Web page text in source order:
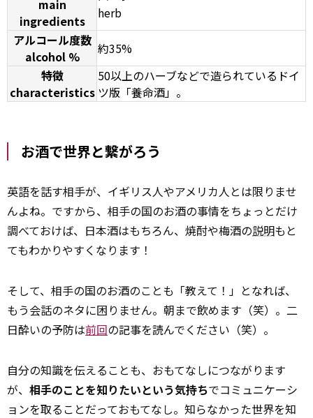
main
ingredients
herb
アルコール度数
alcohol %
約35%
特徴
characteristics
50以上のハーブなどで造られているドイ
ツ版「養命酒」。
お酒で世界と繋がろう
英語を話す相手が、イギリス人やアメリカ人とは限りませ
んよね。ですから、相手の国のお酒の事情をちょっとだけ
調べておけば、日本酒はもちろん、焼酎や梅酒の説明もと
てもわかりやすくなります！
そして、相手の国のお酒のことも「教えて！」となれば、
もう会話のネタに困りません。朝まで飲めます（笑）。二
日酔いの予防は前回の記事を読んでください（笑）。
自分の知識を伝えることも、おもてなしにつながります
が、 相手のことを知りたいという気持ちでコミュニケーシ
ョンを取ることだっておもてなし。知らなかった世界を知